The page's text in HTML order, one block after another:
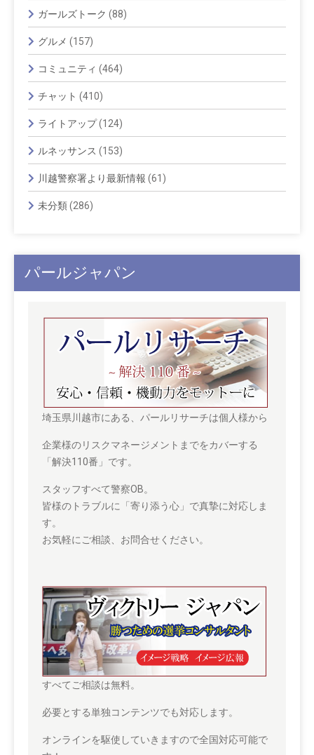
ガールズトーク (88)
グルメ (157)
コミュニティ (464)
チャット (410)
ライトアップ(124)
ルネッサンス (153)
川越警察署より最新情報 (61)
未分類(286)
パールジャパン
埼玉県川越市にある、パールリサーチは個人様から
企業様のリスクマネージメントまでをカバーする
「解決110番」です。
スタッフすべて警察OB。
皆様のトラブルに「寄り添う心」で真摯に対応しま
す。
お気軽にご相談、お問合せください。
すべてご相談は無料。
必要とする単独コンテンツでも対応します。
オンラインを駆使していきますので全国対応可能で